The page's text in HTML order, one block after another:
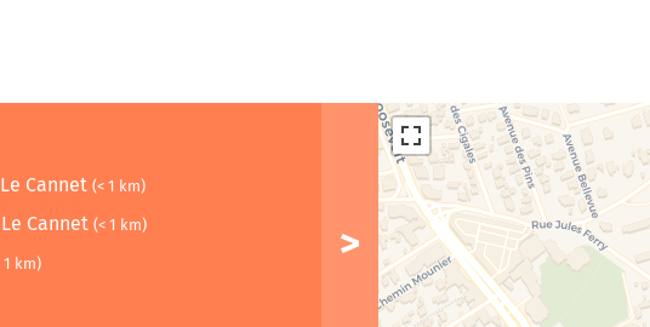
Cannet (< 1 km)
Cannet (< 1 km)
1 km)